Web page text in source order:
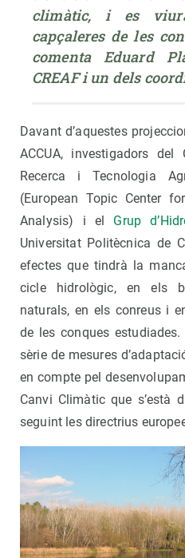
climàtic, i es
capçaleres de les
comenta Eduard
CREAF i un dels
Davant d’aquestes
ACCUA, investigadors del
Recerca i Tecnologia
(European Topic Center
Analysis) i el Grup
Universitat Politècnica de
efectes que tindrà la
cicle hidrològic, en els
naturals, en els conreus i
de les conques
sèrie de mesures
en compte pel
Canvi Climàtic que s’està
seguint les directrius